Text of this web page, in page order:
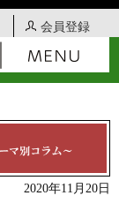
会員登録
2020年11月20日